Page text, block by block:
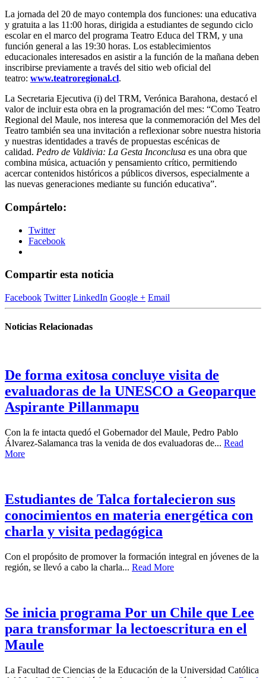
La jornada del 20 de mayo contempla dos funciones: una educativa
y gratuita a las 11:00 horas, dirigida a estudiantes de segundo ciclo
escolar en el marco del programa Teatro Educa del TRM, y una
función general a las 19:30 horas. Los establecimientos
educacionales interesados en asistir a la función de la mañana deben
inscribirse previamente a través del sitio web oficial del
teatro: www.teatroregional.cl.
La Secretaria Ejecutiva (i) del TRM, Verónica Barahona, destacó el
valor de incluir esta obra en la programación del mes: “Como Teatro
Regional del Maule, nos interesa que la conmemoración del Mes del
Teatro también sea una invitación a reflexionar sobre nuestra historia
y nuestras identidades a través de propuestas escénicas de
calidad. Pedro de Valdivia: La Gesta Inconclusa es una obra que
combina música, actuación y pensamiento crítico, permitiendo
acercar contenidos históricos a públicos diversos, especialmente a
las nuevas generaciones mediante su función educativa”.
Compártelo:
Twitter
Facebook
Compartir esta noticia
Facebook Twitter LinkedIn Google + Email
Noticias Relacionadas
De forma exitosa concluye visita de
evaluadoras de la UNESCO a Geoparque
Aspirante Pillanmapu
Con la fe intacta quedó el Gobernador del Maule, Pedro Pablo
Álvarez-Salamanca tras la venida de dos evaluadoras de... Read
More
Estudiantes de Talca fortalecieron sus
conocimientos en materia energética con
charla y visita pedagógica
Con el propósito de promover la formación integral en jóvenes de la
región, se llevó a cabo la charla... Read More
Se inicia programa Por un Chile que Lee
para transformar la lectoescritura en el
Maule
La Facultad de Ciencias de la Educación de la Universidad Católica